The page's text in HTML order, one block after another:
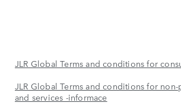
JLR Global Terms and conditions for
JLR Global Terms and conditions for
and services -informace